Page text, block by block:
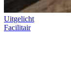
Uitgelicht
Facilitair